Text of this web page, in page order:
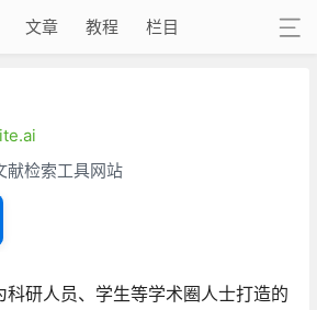
文章 教程 栏目
献检索工具网站
研人员、学生等学术圈人士打造的